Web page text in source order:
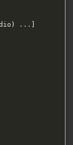
...]